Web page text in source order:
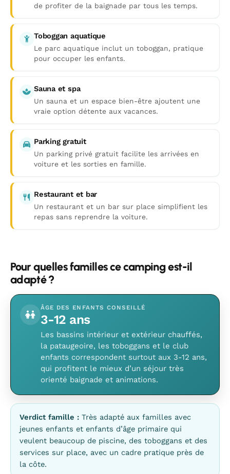
de profiter de la baignade par tous les temps.
Toboggan aquatique
Le parc aquatique inclut un toboggan, pratique
pour occuper les enfants.
Sauna et spa
Un sauna et un espace bien-être ajoutent une
vraie option détente aux vacances.
Parking gratuit
Un parking privé gratuit facilite les arrivées en
voiture et les sorties en famille.
Restaurant et bar
Un restaurant et un bar sur place simplifient les
repas sans reprendre la voiture.
Pour quelles familles ce camping est-il
adapté ?
ÂGE DES ENFANTS CONSEILLÉ
3-12 ans
Les bassins intérieur et extérieur chauffés,
la pataugeoire, les toboggans et le club
enfants correspondent surtout aux 3-12 ans,
qui profitent le mieux d’un séjour très
orienté baignade et animations.
Verdict famille : Très adapté aux familles avec
jeunes enfants et enfants d’âge primaire qui
veulent beaucoup de piscine, des toboggans et des
services sur place, avec un cadre pratique près de
la côte.